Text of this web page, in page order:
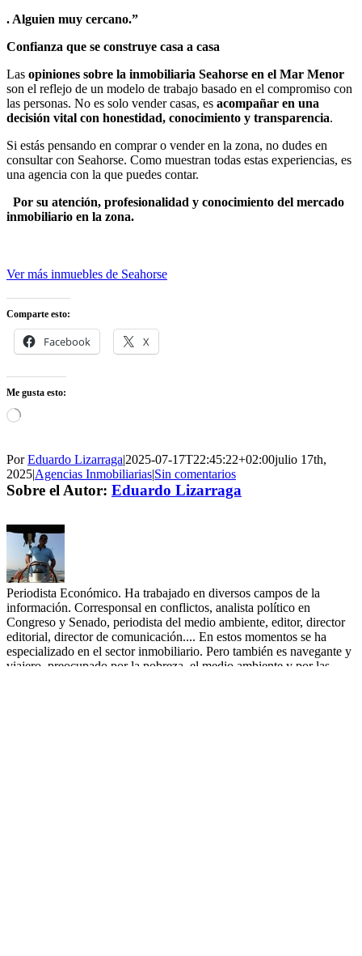
. Alguien muy cercano.”
Confianza que se construye casa a casa
Las opiniones sobre la inmobiliaria Seahorse en el Mar Menor
son el reflejo de un modelo de trabajo basado en el compromiso con
las personas. No es solo vender casas, es acompañar en una
decisión vital con honestidad, conocimiento y transparencia.
Si estás pensando en comprar o vender en la zona, no dudes en
consultar con Seahorse. Como muestran todas estas experiencias, es
una agencia con la que puedes contar.
Por su atención, profesionalidad y conocimiento del mercado
inmobiliario en la zona.
Ver más inmuebles de Seahorse
Comparte esto:
Facebook X
Me gusta esto:
Cargando...
PorEduardo Lizarraga|2025-07-17T22:45:22+02:00julio 17th,
2025|Agencias Inmobiliarias|Sin comentarios
Sobre el Autor: Eduardo Lizarraga
Periodista Económico. Ha trabajado en diversos campos de la
información. Corresponsal en conflictos, analista político en
Congreso y Senado, periodista del medio ambiente, editor, director
editorial, director de comunicación.... En estos momentos se ha
especializado en el sector inmobiliario. Pero también es navegante y
viajero, preocupado por la pobreza, el medio ambiente y por las